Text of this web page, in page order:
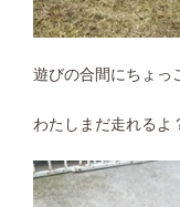
遊びの合間にちょっ
わたしまだ走れるよ